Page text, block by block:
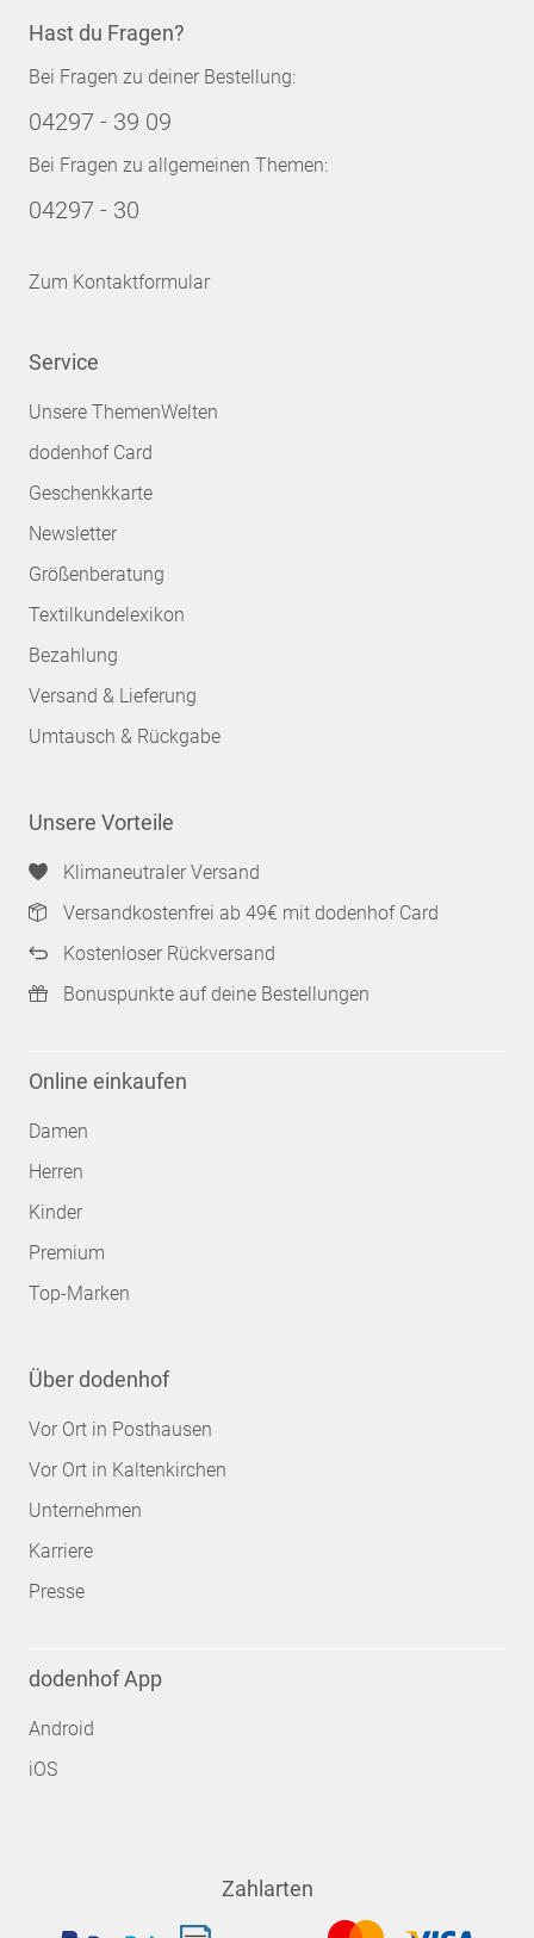
Hast du Fragen?
Bei Fragen zu deiner Bestellung:
04297 - 39 09
Bei Fragen zu allgemeinen Themen:
04297 - 30
Zum Kontaktformular
Service
Unsere ThemenWelten
dodenhof Card
Geschenkkarte
Newsletter
Größenberatung
Textilkundelexikon
Bezahlung
Versand & Lieferung
Umtausch & Rückgabe
Unsere Vorteile
Klimaneutraler Versand
Versandkostenfrei ab 49€ mit dodenhof Card
Kostenloser Rückversand
Bonuspunkte auf deine Bestellungen
Online einkaufen
Damen
Herren
Kinder
Premium
Top-Marken
Über dodenhof
Vor Ort in Posthausen
Vor Ort in Kaltenkirchen
Unternehmen
Karriere
Presse
dodenhof App
Android
iOS
Zahlarten